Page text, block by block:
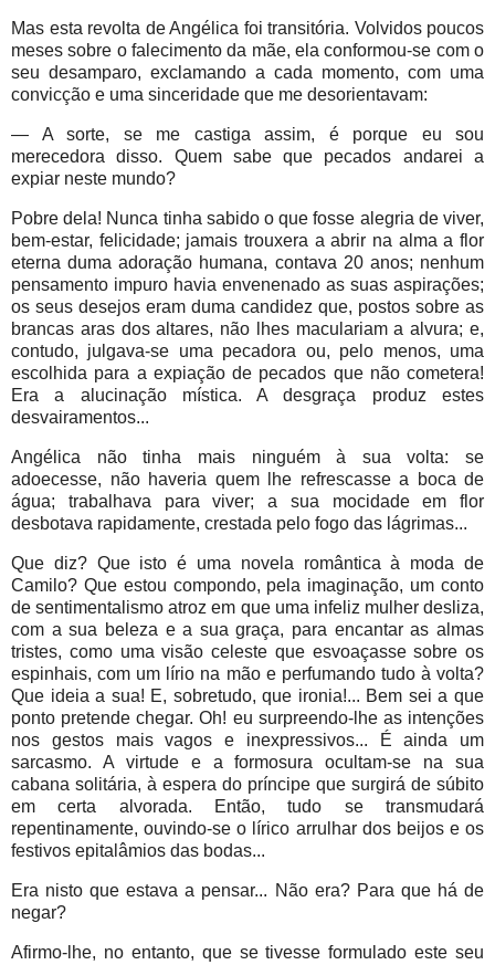
Mas esta revolta de Angélica foi transitória. Volvidos poucos
meses sobre o falecimento da mãe, ela conformou-se com o
seu desamparo, exclamando a cada momento, com uma
convicção e uma sinceridade que me desorientavam:
— A sorte, se me castiga assim, é porque eu sou
merecedora disso. Quem sabe que pecados andarei a
expiar neste mundo?
Pobre dela! Nunca tinha sabido o que fosse alegria de viver,
bem-estar, felicidade; jamais trouxera a abrir na alma a flor
eterna duma adoração humana, contava 20 anos; nenhum
pensamento impuro havia envenenado as suas aspirações;
os seus desejos eram duma candidez que, postos sobre as
brancas aras dos altares, não lhes maculariam a alvura; e,
contudo, julgava-se uma pecadora ou, pelo menos, uma
escolhida para a expiação de pecados que não cometera!
Era a alucinação mística. A desgraça produz estes
desvairamentos...
Angélica não tinha mais ninguém à sua volta: se
adoecesse, não haveria quem lhe refrescasse a boca de
água; trabalhava para viver; a sua mocidade em flor
desbotava rapidamente, crestada pelo fogo das lágrimas...
Que diz? Que isto é uma novela romântica à moda de
Camilo? Que estou compondo, pela imaginação, um conto
de sentimentalismo atroz em que uma infeliz mulher desliza,
com a sua beleza e a sua graça, para encantar as almas
tristes, como uma visão celeste que esvoaçasse sobre os
espinhais, com um lírio na mão e perfumando tudo à volta?
Que ideia a sua! E, sobretudo, que ironia!... Bem sei a que
ponto pretende chegar. Oh! eu surpreendo-lhe as intenções
nos gestos mais vagos e inexpressivos... É ainda um
sarcasmo. A virtude e a formosura ocultam-se na sua
cabana solitária, à espera do príncipe que surgirá de súbito
em certa alvorada. Então, tudo se transmudará
repentinamente, ouvindo-se o lírico arrulhar dos beijos e os
festivos epitalâmios das bodas...
Era nisto que estava a pensar... Não era? Para que há de
negar?
Afirmo-lhe, no entanto, que se tivesse formulado este seu